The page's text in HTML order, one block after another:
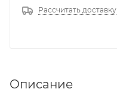
Рассчитать доставку
Описание